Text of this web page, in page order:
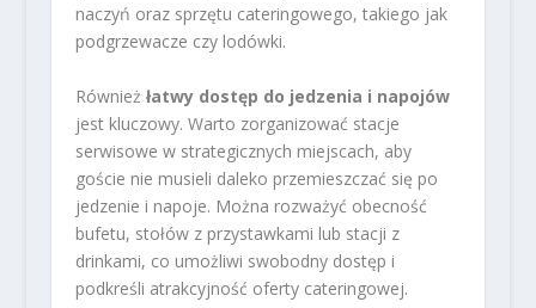
naczyń oraz sprzętu cateringowego, takiego jak
podgrzewacze czy lodówki.
Również łatwy dostęp do jedzenia i napojów
jest kluczowy. Warto zorganizować stacje
serwisowe w strategicznych miejscach, aby
goście nie musieli daleko przemieszczać się po
jedzenie i napoje. Można rozważyć obecność
bufetu, stołów z przystawkami lub stacji z
drinkami, co umożliwi swobodny dostęp i
podkreśli atrakcyjność oferty cateringowej.